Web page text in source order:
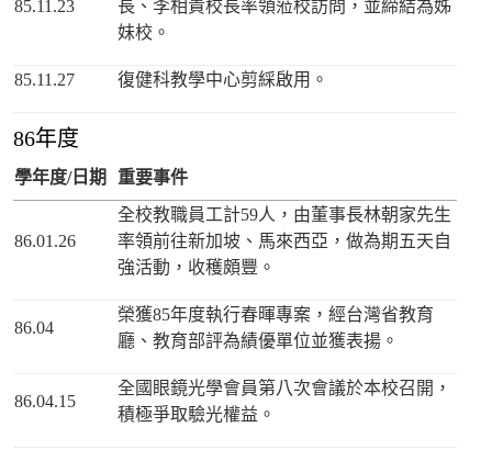
85.11.23
長、李相貴校長率領蒞校訪問，並締結為姊
妹校。
85.11.27 復健科教學中心剪綵啟用。
86年度
學年度/日期 重要事件
86.01.26
全校教職員工計59人，由董事長林朝家先生
率領前往新加坡、馬來西亞，做為期五天自
強活動，收穫頗豐。
86.04
榮獲85年度執行春暉專案，經台灣省教育
廳、教育部評為績優單位並獲表揚。
86.04.15
全國眼鏡光學會員第八次會議於本校召開，
積極爭取驗光權益。